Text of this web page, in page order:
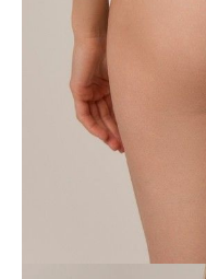
Jak złożyć zamówienie
POWIADOM MNIE O
ПОЛУЧИТЬ ПО
darmowa od 99 zł
czas dostawy: 1-2 dni robocze
Paczkomaty InPost 24/7,
czas dostawy: 1-2 dni robocze
w sklepie
pn.- czw. 8:00 - 16:00, pt.